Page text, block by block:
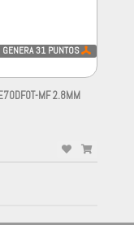
GENERA31 PUNTOS
MF 2.8MM